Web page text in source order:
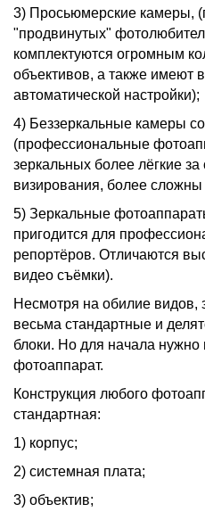
3) Просьюмерские камеры,
"продвинутых"
комплектуются огромным
объективов, а также имеют
автоматической настройки);
4) Беззеркальные камеры
(профессиональные
зеркальных более лёгкие
визирования, более сложны
5) Зеркальные
пригодится для
репортёров. Отличаются
видео съёмки).
Несмотря на обилие видов,
весьма стандартные и
блоки. Но для начала нужно
фотоаппарат.
Конструкция любого
стандартная:
1) корпус;
2) системная плата;
3) объектив;